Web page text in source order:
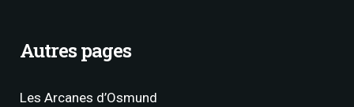
Autres pages
Les Arcanes d’Osmund